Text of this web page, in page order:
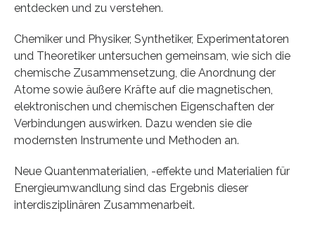
entdecken und zu verstehen.
Chemiker und Physiker, Synthetiker, Experimentatoren
und Theoretiker untersuchen gemeinsam, wie sich die
chemische Zusammensetzung, die Anordnung der
Atome sowie äußere Kräfte auf die magnetischen,
elektronischen und chemischen Eigenschaften der
Verbindungen auswirken. Dazu wenden sie die
modernsten Instrumente und Methoden an.
Neue Quantenmaterialien, -effekte und Materialien für
Energieumwandlung sind das Ergebnis dieser
interdisziplinären Zusammenarbeit.